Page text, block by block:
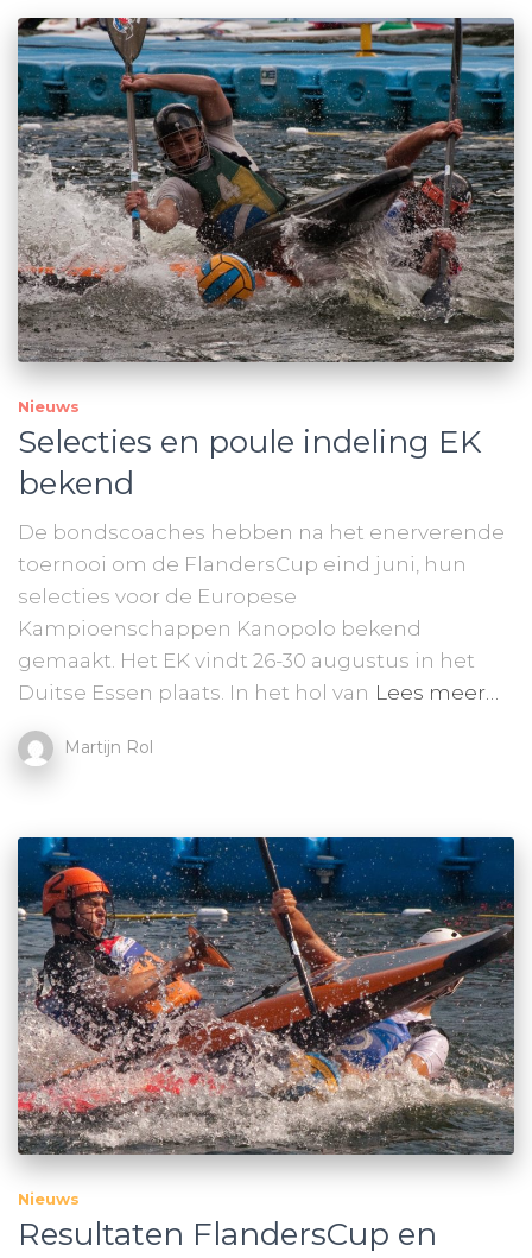
Nieuws
Selecties en poule indeling EK
bekend
De bondscoaches hebben na het enerverende
toernooi om de FlandersCup eind juni, hun
selecties voor de Europese
Kampioenschappen Kanopolo bekend
gemaakt. Het EK vindt 26-30 augustus in het
Duitse Essen plaats. In het hol van Lees meer…
Martijn Rol
Nieuws
Resultaten FlandersCup en